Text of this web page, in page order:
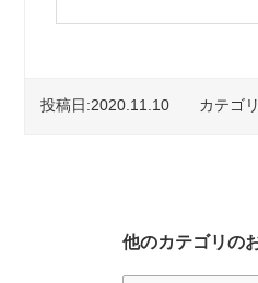
投稿日:2020.11.10 カテゴ
他のカテゴリの